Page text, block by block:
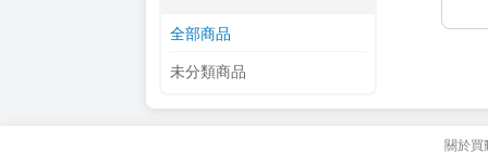
全部商品
未分類商品
關於買